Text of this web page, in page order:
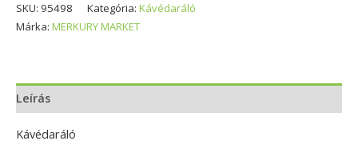
SKU: 95498 Kategória: Kávédaráló
Márka: MERKURY MARKET
Leírás
Kávédaráló